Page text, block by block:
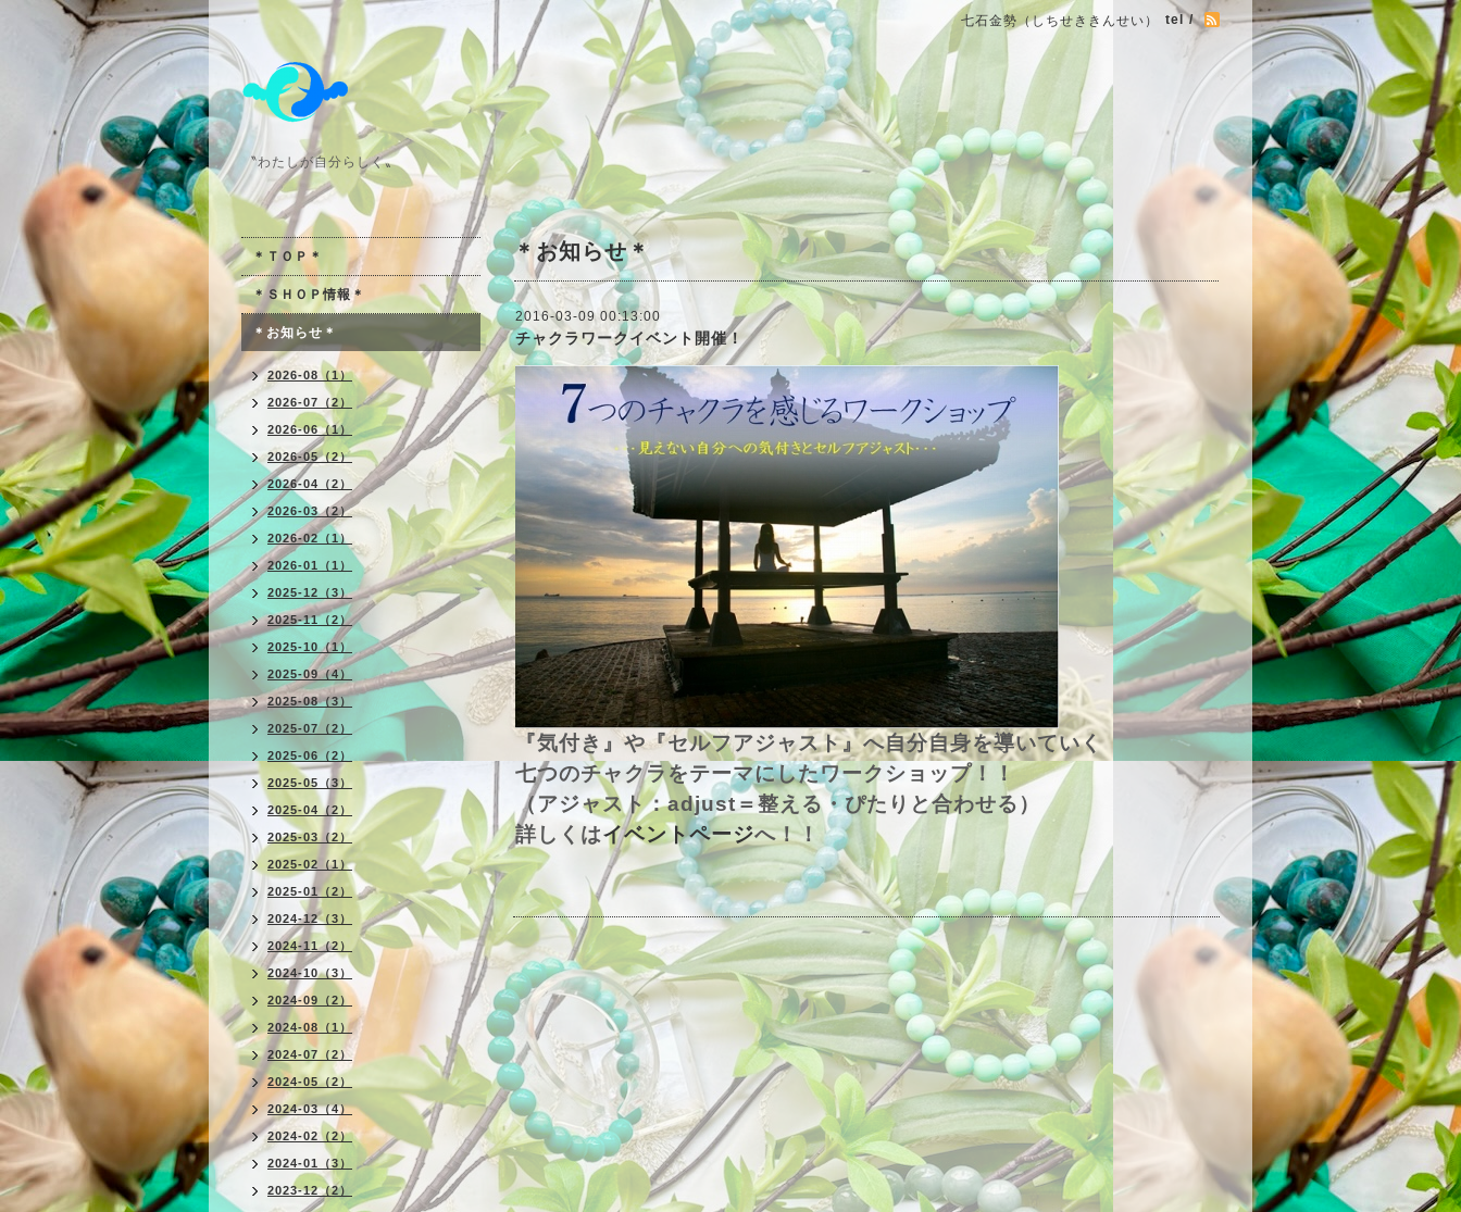
七石金勢（しちせききんせい） tel /
〝わたしが自分らしく〟
＊お知らせ＊
2016-03-09 00:13:00
チャクラワークイベント開催！
『気付き』や『セルフアジャスト』へ自分自身を導いていく
七つのチャクラをテーマにしたワークショップ！！
（アジャスト：adjust＝整える・ぴたりと合わせる）
詳しくはイベントページへ！！
＊ＴＯＰ＊
＊ＳＨＯＰ情報＊
＊お知らせ＊
2026-08（1）
2026-07（2）
2026-06（1）
2026-05（2）
2026-04（2）
2026-03（2）
2026-02（1）
2026-01（1）
2025-12（3）
2025-11（2）
2025-10（1）
2025-09（4）
2025-08（3）
2025-07（2）
2025-06（2）
2025-05（3）
2025-04（2）
2025-03（2）
2025-02（1）
2025-01（2）
2024-12（3）
2024-11（2）
2024-10（3）
2024-09（2）
2024-08（1）
2024-07（2）
2024-05（2）
2024-03（4）
2024-02（2）
2024-01（3）
2023-12（2）